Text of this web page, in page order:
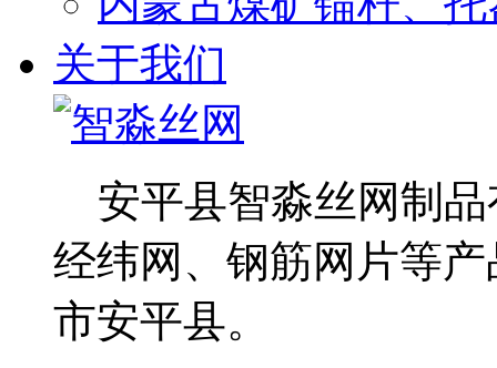
关于我们
安平县智淼丝网制品
经纬网、钢筋网片等
市安平县。